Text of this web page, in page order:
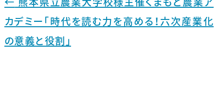
カデミー「時代を読む力を高める！六次産業化
の意義と役割」